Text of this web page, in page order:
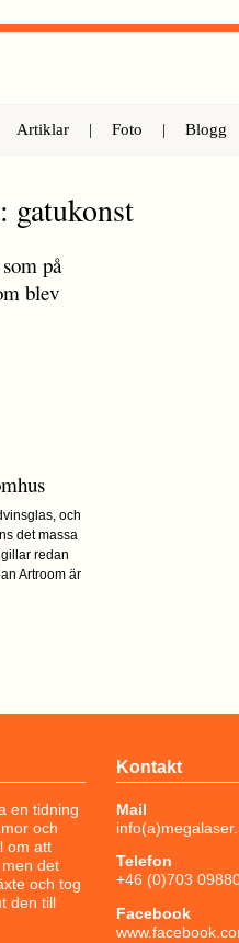
Artiklar | Foto | Blogg
gatukonst
och
det massa
redan
Artroom är
en tidning
och
om att
det
och tog
den till
Kontakt
Mail
Telefon
+46 (0)703
Facebook